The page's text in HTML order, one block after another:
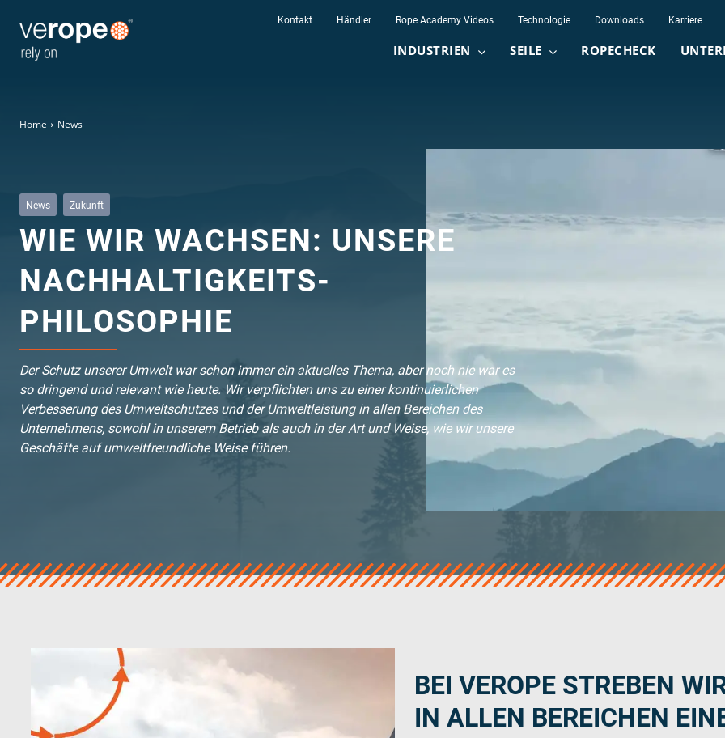
verotop P
verotop XP
verotop
veropro 8
verotech 10
verosteel 8
Ropecheck
Unternehmen
Kontakt Händler Rope Academy Videos Technologie Downloads Karriere
INDUSTRIEN SEILE ROPECHECK
Home News
News Zukunft
WIE WIR WACHSEN: UNSERE
NACHHALTIGKEITS-
PHILOSOPHIE
Der Schutz unserer Umwelt war schon immer ein aktuelles Thema, aber noch nie war es
so dringend und relevant wie heute. Wir verpflichten uns zu einer kontinuierlichen
Verbesserung des Umweltschutzes und der Umweltleistung in allen Bereichen des
Unternehmens, sowohl in unserem Betrieb als auch in der Art und Weise, wie wir unsere
Geschäfte auf umweltfreundliche Weise führen.
BEI VEROPE STREBEN
IN ALLEN BEREICHEN